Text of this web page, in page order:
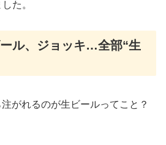
た。
ル、ジョッキ…全部“生
がれるのが生ビールってこと？